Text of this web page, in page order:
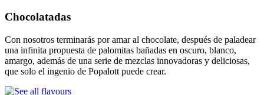
Chocolatadas
Con nosotros terminarás por amar al chocolate, después de paladear
una infinita propuesta de palomitas bañadas en oscuro, blanco,
amargo, además de una serie de mezclas innovadoras y deliciosas,
que solo el ingenio de Popalott puede crear.